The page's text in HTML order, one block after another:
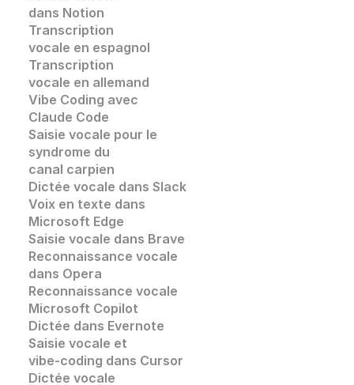
dans Notion
Transcription
vocale en espagnol
Transcription
vocale en allemand
Vibe Coding avec
Claude Code
Saisie vocale pour le
syndrome du
canal carpien
Dictée vocale dans Slack
Voix en texte dans
Microsoft Edge
Saisie vocale dans Brave
Reconnaissance vocale
dans Opera
Reconnaissance vocale
Microsoft Copilot
Dictée dans Evernote
Saisie vocale et
vibe-coding dans Cursor
Dictée vocale